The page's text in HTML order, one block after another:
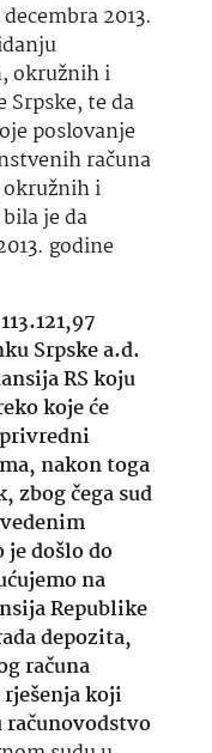
2013.
okružnih i
Srpske, te da
poslovanje
računa
okružnih i
je da
godine
Srpske a.d.
RS koju
koje će
nakon toga
zbog čega sud
došlo do
na
Republike
depozita,
računa
rješenja koji